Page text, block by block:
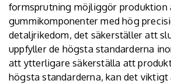
formsprutning möjliggör produktion
gummikomponenter med hög
detaljrikedom, det säkerställer att
uppfyller de högsta standarderna
att ytterligare säkerställa att
högsta standarderna, kan det